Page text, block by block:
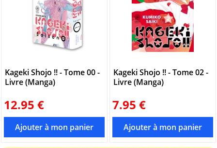
Kageki Shojo !! - Tome 00 -
Livre (Manga)
12.95 €
Kageki Shojo !! - Tome 02 -
Livre (Manga)
7.95 €